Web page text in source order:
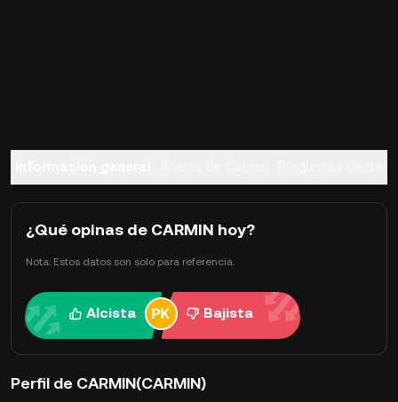
¿Qué opinas de CARMIN hoy?
Nota: Estos datos son solo para referencia.
Alcista Bajista
Perfil de CARMIN(CARMIN)